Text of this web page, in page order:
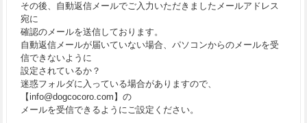
その後、自動返信メールでご入力いただきましたメールアドレス
宛に
確認のメールを送信しております。
自動返信メールが届いていない場合、パソコンからのメールを受
信できないように
設定されているか？
迷惑フォルダに入っている場合がありますので、
【info@dogcocoro.com】の
メールを受信できるようにご設定ください。